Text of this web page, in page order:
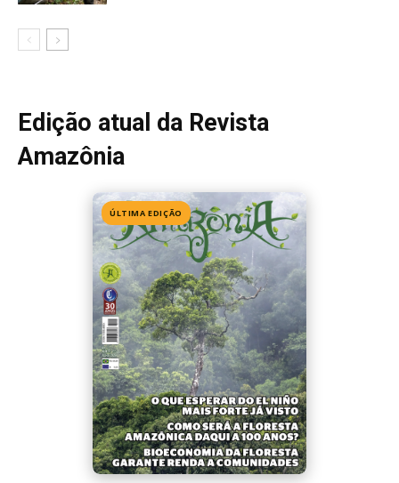
Edição 155· Julho 2026
📖 Ler agora
Mais lidas da semana